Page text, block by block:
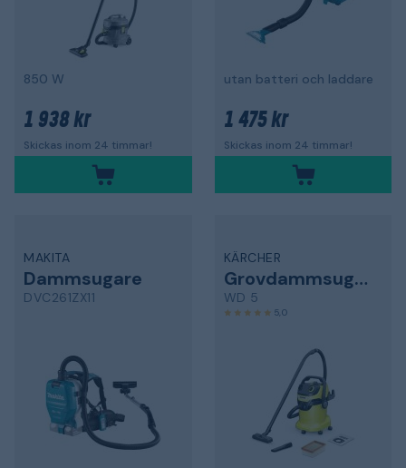
850 W
1 938 kr
Skickas inom 24 timmar!
utan batteri och laddare
1 475 kr
Skickas inom 24 timmar!
MAKITA
Dammsugare
DVC261ZX11
KÄRCHER
Grovdammsugare
WD 5
5,0